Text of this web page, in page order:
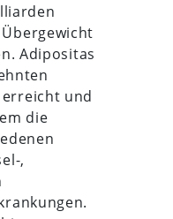
Adipositas
erreicht und
die
,